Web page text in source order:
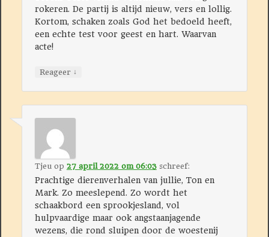
rokeren. De partij is altijd nieuw, vers en lollig.
Kortom, schaken zoals God het bedoeld heeft,
een echte test voor geest en hart. Waarvan
acte!
Reageer ↓
Tjeu op 27 april 2022 om 06:03 schreef:
Prachtige dierenverhalen van jullie, Ton en
Mark. Zo meeslepend. Zo wordt het
schaakbord een sprookjesland, vol
hulpvaardige maar ook angstaanjagende
wezens, die rond sluipen door de woestenij